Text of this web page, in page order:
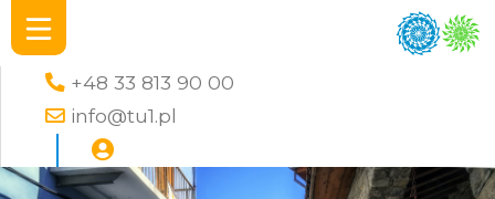
+48 33 813 90 00
info@tu1.pl